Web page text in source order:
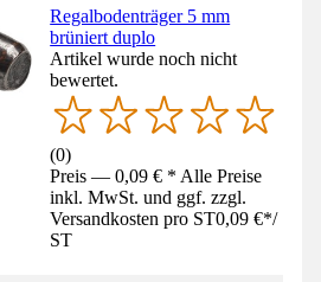
Regalbodenträger 5 mm
brüniert duplo
Artikel wurde noch nicht
bewertet.
(0)
Preis — 0,09 € * Alle Preise
inkl. MwSt. und ggf. zzgl.
Versandkosten pro ST0,09 €*/
ST